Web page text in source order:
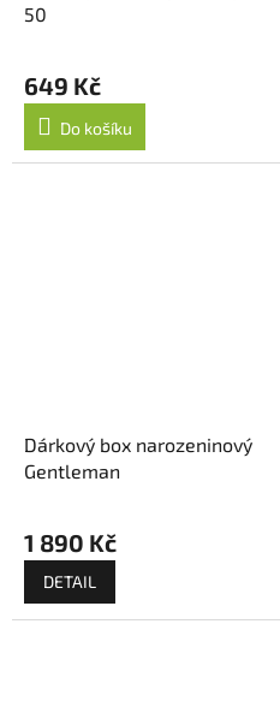
50
649 Kč
Do košíku
Dárkový box narozeninový
Gentleman
1 890 Kč
DETAIL